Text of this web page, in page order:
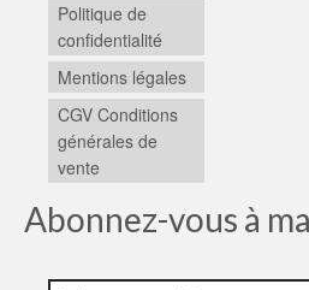
Politique de
confidentialité
Mentions légales
CGV Conditions
générales de
vente
Abonnez-vous à